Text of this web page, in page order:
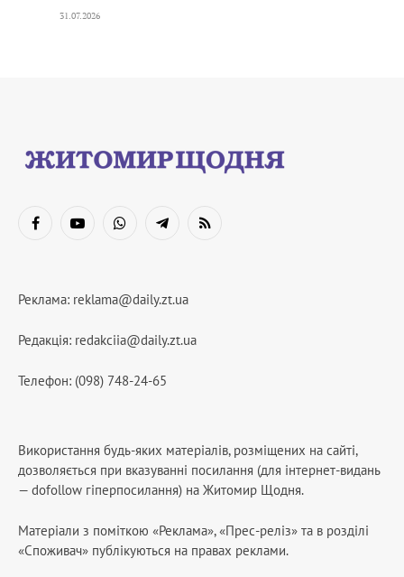
31.07.2026
FacebookYouTubeWhatsAppTelegramRSS
Реклама: reklama@daily.zt.ua
Редакція: redakciia@daily.zt.ua
Телефон: (098) 748-24-65
Використання будь-яких матеріалів, розміщених на сайті,
дозволяється при вказуванні посилання (для інтернет-видань
— dofollow гіперпосилання) на Житомир Щодня.
Матеріали з поміткою «Реклама», «Прес-реліз» та в розділі
«Споживач» публікуються на правах реклами.